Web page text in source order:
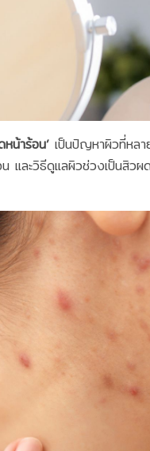
น้าร้อน’ เป็นปัญหาผิวที่หลา
และวิธีดูแลผิวช่วงเป็นสิว